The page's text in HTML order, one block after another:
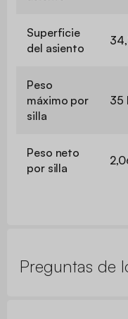
Superficie
del asiento
Peso
máximo por
silla
35
Peso neto
por silla
Preguntas de